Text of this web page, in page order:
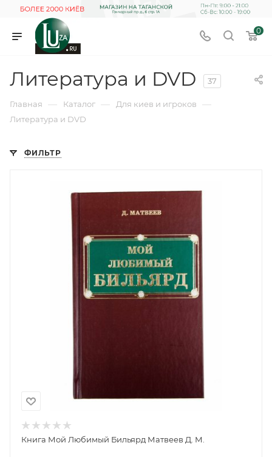
0
Литература и DVD 37
Главная — Каталог — Для киев и игроков —
Литература и DVD
ФИЛЬТР
Книга Мой Любимый Бильярд Матвеев Д. М.